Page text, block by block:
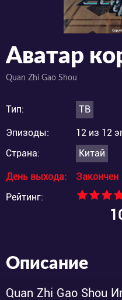
Аватар
Quan Zhi Gao Shou
Тип: ТВ
Эпизоды:
12 из 12
Страна:
Китай
День выхода:
Закончен
Рейтинг:
Описание
Quan Zhi Gao Shou